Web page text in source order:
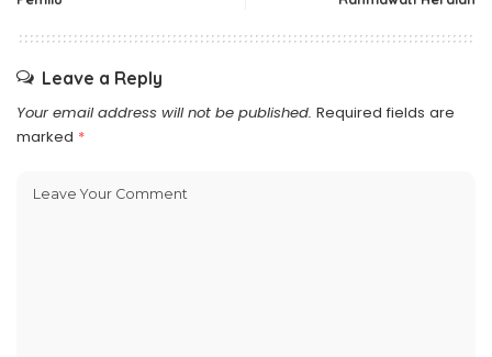
Leave a Reply
Your email address will not be published. Required fields are
marked *